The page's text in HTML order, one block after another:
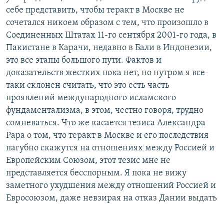
себе представить, чтобы теракт в Москве не
сочетался никоем образом с тем, что произошло в
Соединенных Штатах 11-го сентября 2001-го года, в
Пакистане в Карачи, недавно в Бали в Индонезии,
это все этапы большого пути. Фактов и
доказательств жестких пока нет, но нутром я все-
таки склонен считать, что это есть часть
проявлений международного исламского
фундаментализма, в этом, честно говоря, трудно
сомневаться. Что же касается тезиса Александра
Рара о том, что теракт в Москве и его последствия
пагубно скажутся на отношениях между Россией и
Европейским Союзом, этот тезис мне не
представляется бесспорным. Я пока не вижу
заметного ухудшения между отношений Россией и
Евросоюзом, даже невзирая на отказ Дании выдать